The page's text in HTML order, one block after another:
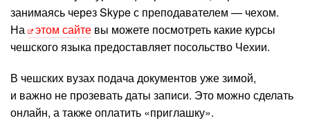
занимаясь через Skype с преподавателем — чехом.
На
этом сайте вы можете посмотреть какие курсы
чешского языка предоставляет посольство Чехии.
В чешских вузах подача документов уже зимой,
и важно не прозевать даты записи. Это можно сделать
онлайн, а также оплатить «приглашку».